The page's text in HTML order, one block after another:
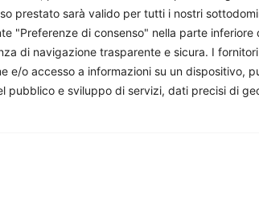
prestato sarà valido per tutti i nostri
"Preferenze di consenso" nella parte
di navigazione trasparente e sicura. I
e/o accesso a informazioni su un dispositivo,
pubblico e sviluppo di servizi, dati precisi di
facciamo?
da giovani professionisti e
e ti interessa quello che facciamo,